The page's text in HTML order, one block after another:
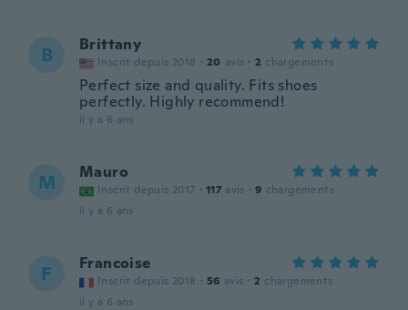
B Brittany
Inscrit depuis 2018 · 20 avis · 2 chargements
Perfect size and quality. Fits shoes
perfectly. Highly recommend!
il y a 6 ans
M Mauro
Inscrit depuis 2017 · 117 avis · 9 chargements
il y a 6 ans
F Francoise
Inscrit depuis 2018 · 56 avis · 2 chargements
il y a 6 ans